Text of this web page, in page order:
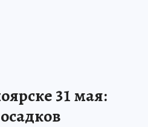
31 мая: